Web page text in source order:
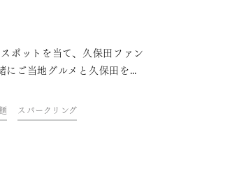
ポットを当て、久保田ファン
にご当地グルメと久保田を味
ント「久保田ご当地グルメ
テーマに開催しました。フ
スパークリング